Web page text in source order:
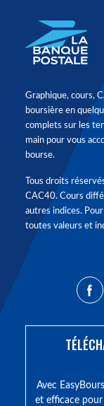
Graphique, cours,
boursière en
complets sur les
main pour vous
bourse.
Tous droits
CAC40. Cours
autres indices.
toutes valeurs et
Avec
et efficace pour